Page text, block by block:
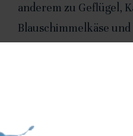
anderem zu Geflügel,
Blauschimmelkäse
Empfohlene